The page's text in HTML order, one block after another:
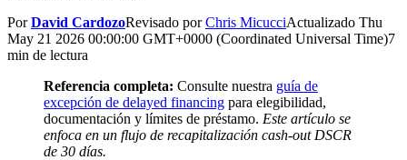
PorDavid CardozoRevisado porChris MicucciActualizado Thu
May 21 2026 00:00:00 GMT+0000 (Coordinated Universal Time)7
min de lectura
Referencia completa: Consulte nuestra guía de
excepción de delayed financing para elegibilidad,
documentación y límites de préstamo. Este artículo se
enfoca en un flujo de recapitalización cash-out DSCR
de 30 días.